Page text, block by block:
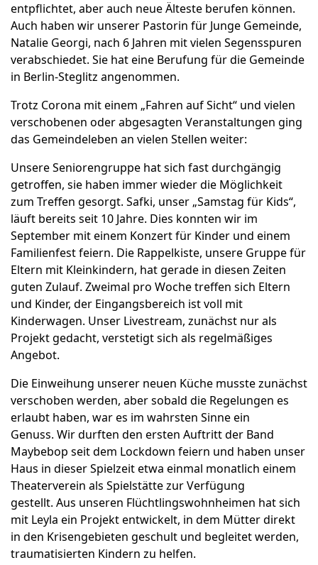
entpflichtet, aber auch neue Älteste berufen können.
Auch haben wir unserer Pastorin für Junge Gemeinde,
Natalie Georgi, nach 6 Jahren mit vielen Segensspuren
verabschiedet. Sie hat eine Berufung für die Gemeinde
in Berlin-Steglitz angenommen.
Trotz Corona mit einem „Fahren auf Sicht“ und vielen
verschobenen oder abgesagten Veranstaltungen ging
das Gemeindeleben an vielen Stellen weiter:
Unsere Seniorengruppe hat sich fast durchgängig
getroffen, sie haben immer wieder die Möglichkeit
zum Treffen gesorgt. Safki, unser „Samstag für Kids“,
läuft bereits seit 10 Jahre. Dies konnten wir im
September mit einem Konzert für Kinder und einem
Familienfest feiern. Die Rappelkiste, unsere Gruppe für
Eltern mit Kleinkindern, hat gerade in diesen Zeiten
guten Zulauf. Zweimal pro Woche treffen sich Eltern
und Kinder, der Eingangsbereich ist voll mit
Kinderwagen. Unser Livestream, zunächst nur als
Projekt gedacht, verstetigt sich als regelmäßiges
Angebot.
Die Einweihung unserer neuen Küche musste zunächst
verschoben werden, aber sobald die Regelungen es
erlaubt haben, war es im wahrsten Sinne ein
Genuss. Wir durften den ersten Auftritt der Band
Maybebop seit dem Lockdown feiern und haben unser
Haus in dieser Spielzeit etwa einmal monatlich einem
Theaterverein als Spielstätte zur Verfügung
gestellt. Aus unseren Flüchtlingswohnheimen hat sich
mit Leyla ein Projekt entwickelt, in dem Mütter direkt
in den Krisengebieten geschult und begleitet werden,
traumatisierten Kindern zu helfen.